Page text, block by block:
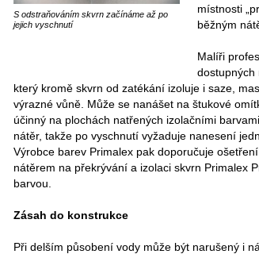
S odstraňováním skvrn začínáme až po
jejich vyschnutí
místnosti
běžným
Malíři
dostupných
který kromě skvrn od zatékání izoluje i saze,
výrazné vůně. Může se nanášet na štukové
účinný na plochách natřených izolačními
nátěr, takže po vyschnutí vyžaduje nanesení
Výrobce barev Primalex pak doporučuje
nátěrem na překrývání a izolaci skvrn Primalex
barvou.
Zásah do konstrukce
Při delším působení vody může být narušený i